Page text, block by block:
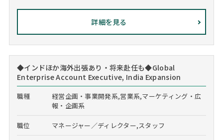
詳細を見る
◆インドほか海外出張あり・将来赴任も◆Global
Enterprise Account Executive, India Expansion
職種
経営企画・事業開発系,営業系,マーケティング・広
報・企画系
職位 マネージャー／ディレクター,スタッフ